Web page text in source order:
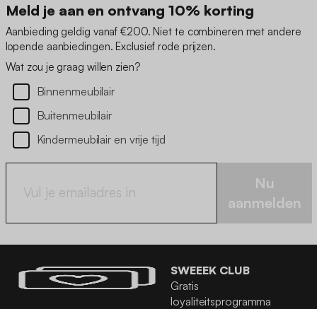
Meld je aan en ontvang 10% korting
Aanbieding geldig vanaf €200. Niet te combineren met andere
lopende aanbiedingen. Exclusief rode prijzen.
Wat zou je graag willen zien?
Binnenmeubilair
Buitenmeubilair
Kindermeubilair en vrije tijd
Nu
aanmelden
SWEEEK CLUB
Gratis
loyaliteitsprogramma